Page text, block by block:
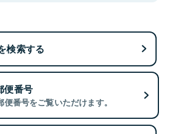
検索する
便番号
番号をご覧いただけます。